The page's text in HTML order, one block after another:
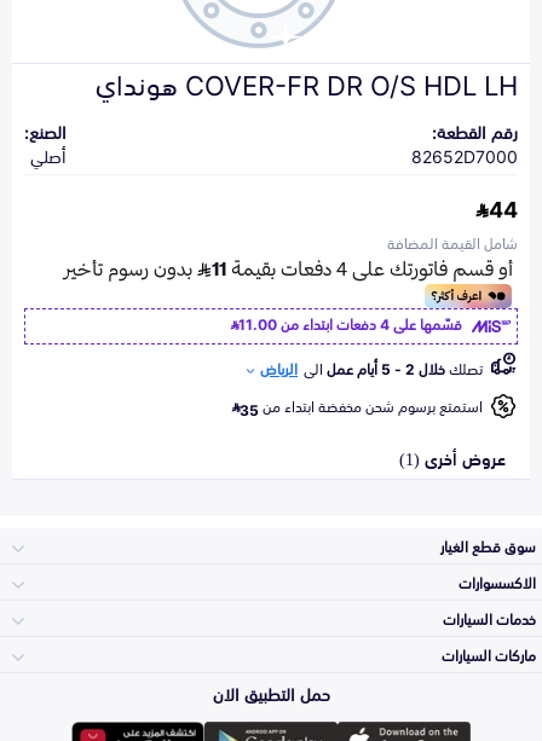
COVER-FR DR O/S HDL LH هونداي
رقم القطعة:
82652D7000
الصنع:
أصلي
44
شامل القيمة المضافة
قسّمها على 4 دفعات ابتداء من
11.00
تصلكخلال 2 - 5 أيام عمل الى الرياض
استمتع برسوم شحن مخفضة ابتداء من35
عروض أخرى (1)
سوق قطع الغيار
المكائن، القيرات
وملحقاتها
الاكسسوارات
خدمات السيارات
الأكثر مبيعاً
ماركات السيارات
تويوتا
حمل التطبيق الان